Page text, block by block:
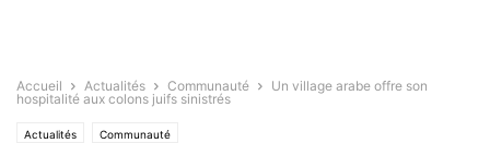
Accueil Actualités Communauté
Un village arabe offre son
hospitalité aux colons juifs sinistrés
Actualités Communauté